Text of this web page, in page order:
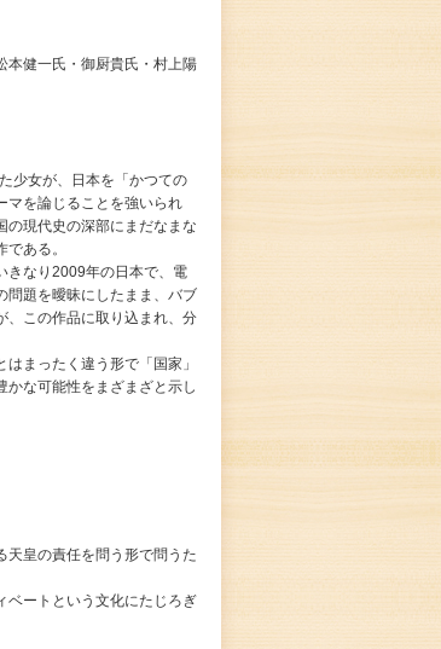
本健一氏・御厨貴氏・村上陽
少女が、日本を「かつての
マを論じることを強いられ
の現代史の深部にまだなまな
ある。
きなり2009年の日本で、電
問題を曖昧にしたまま、バブ
、この作品に取り込まれ、分
まったく違う形で「国家」
かな可能性をまざまざと示し
天皇の責任を問う形で問うた
ートという文化にたじろぎ